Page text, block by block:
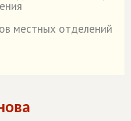
местных отделений